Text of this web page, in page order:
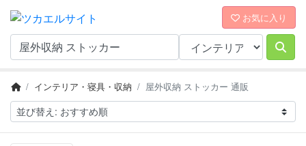
お気に入り
インテリア・寝具・収納 屋外収納 ストッカー 通販